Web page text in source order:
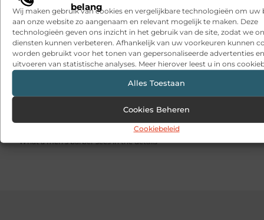
belang
Wij maken gebruik van cookies en vergelijkbare technologieën om uw
aan onze website zo aangenaam en relevant mogelijk te maken. Deze
technologieën geven ons inzicht in het gebruik van de site, zodat we
diensten kunnen verbeteren. Afhankelijk van uw voorkeuren kunnen
worden gebruikt voor het tonen van gepersonaliseerde advertenties
uitvoeren van statistische analyses. Meer hierover leest u in ons
Alles Toestaan
Cookies Beheren
Cookiebeleid
Snelle sfeerverbetering met accessoires die altijd passen
Een deur die open blijft zonder gedoe
Sitcon: Specialist in beveiligingsoplossingen en
detectietechnologie
Hoe contentmarketing evolueert in het tijdperk van AI-
gegenereerde antwoorden
What a men’s barber sees in the details